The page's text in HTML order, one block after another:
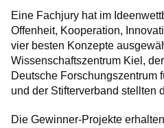
Eine Fachjury hat im
Offenheit, Kooperation,
vier besten Konzepte
Wissenschaftszentrum Kiel,
Deutsche Forschungszentrum
und der Stifterverband stellten
Die Gewinner-Projekte